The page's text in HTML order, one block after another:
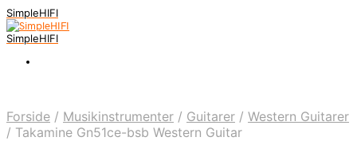
SimpleHIFI
SimpleHIFI
Forside / Musikinstrumenter / Guitarer / Western Guitarer
/ Takamine Gn51ce-bsb Western Guitar